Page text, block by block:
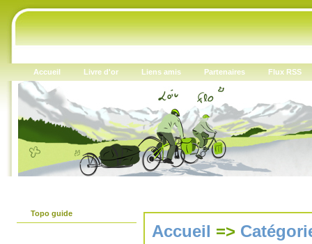
Accueil Livre d'or Liens amis Partenaires Flux RSS
Topo guide
Accueil =>